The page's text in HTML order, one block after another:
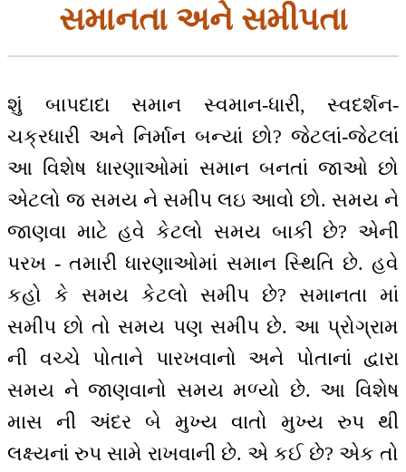
સમાનતા અને સમીપતા
શું બાપદાદા સમાન સ્વમાન-ધારી, સ્વદર્શન-
ચક્રધારી અને નિર્માન બન્યાં છો? જેટલાં-જેટલાં
આ વિશેષ ધારણાઓમાં સમાન બનતાં જાઓ છો
એટલો જ સમય ને સમીપ લઇ આવો છો. સમય ને
જાણવા માટે હવે કેટલો સમય બાકી છે? એની
પરખ - તમારી ધારણાઓમાં સમાન સ્થિતિ છે. હવે
કહો કે સમય કેટલો સમીપ છે? સમાનતા માં
સમીપ છો તો સમય પણ સમીપ છે. આ પ્રોગ્રામ
ની વચ્ચે પોતાને પારખવાનો અને પોતાનાં દ્વારા
સમય ને જાણવાનો સમય મળ્યો છે. આ વિશેષ
માસ ની અંદર બે મુખ્ય વાતો મુખ્ય રુપ થી
લક્ષ્યનાં રુપ સામે રાખવાની છે. એ કઈ છે? એક તો